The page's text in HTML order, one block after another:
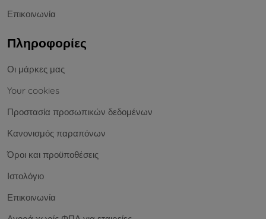
Επικοινωνία
Πληροφορίες
Οι μάρκες μας
Your cookies
Προστασία προσωπικών δεδομένων
Κανονισμός παραπόνων
Όροι και προϋποθέσεις
Ιστολόγιο
Επικοινωνία